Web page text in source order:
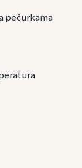
pečurkama